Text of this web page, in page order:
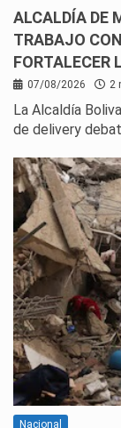
ALCALDÍA DE
TRABAJO
FORTALECER
07/08/2026 2
La Alcaldía
de delivery
Nacional